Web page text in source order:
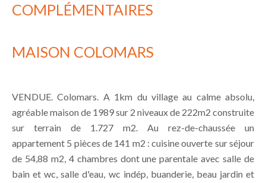
COMPLÉMENTAIRES
MAISON COLOMARS
VENDUE. Colomars. A 1km du village au calme absolu,
agréable maison de 1989 sur 2 niveaux de 222m2 construite
sur terrain de 1.727 m2. Au rez-de-chaussée un
appartement 5 pièces de 141 m2 : cuisine ouverte sur séjour
de 54,88 m2, 4 chambres dont une parentale avec salle de
bain et wc, salle d'eau, wc indép, buanderie, beau jardin et